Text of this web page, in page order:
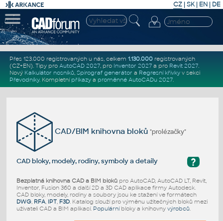
CZ | SK| EN | DE
Přes 123.000 registrovaných u nás, celkem 1.130.000registrovaných
(CZ+EN). Tipy pro AutoCAD 2027, pro Inventor 2027a pro Revit 2027.
Nový Kalkulátor nosníků, Spirograf generátor a Regresní křivkyv sekci
Převodníky. Kompletní příkazya proměnné AutoCADu 2027.
CAD/BIM knihovna bloků"prolézačky"
?
CAD bloky, modely, rodiny, symboly a detaily
Bezplatná knihovna CAD a BIM blokůpro AutoCAD, AutoCAD LT, Revit,
Inventor, Fusion 360 a další 2D a 3D CAD aplikace firmy Autodesk.
CAD bloky, modely, rodiny a soubory jsou ke stažení ve formátech
DWG, RFA, IPT, F3D. Katalog slouží pro výměnu užitečných bloků mezi
uživateli CAD a BIM aplikací. Populárníbloky a knihovny výrobců.